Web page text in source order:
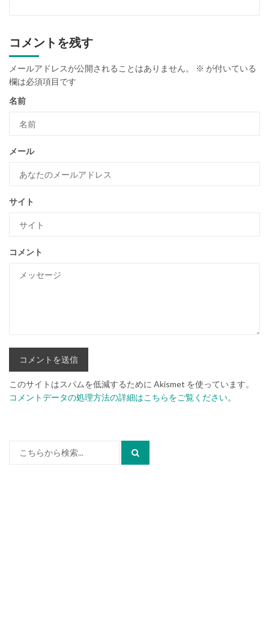
コメントを残す
メールアドレスが公開されることはありません。 ※ が付いている
欄は必須項目です
名前
メール
サイト
コメント
このサイトはスパムを低減するために Akismet を使っています。
コメントデータの処理方法の詳細はこちらをご覧ください。